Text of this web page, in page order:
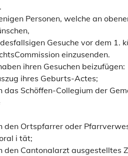
Personen, welche an
Gesuche vor dem 1.
einzusenden.
ihren Gesuchen beizufügen:
ihres Geburts-Actes;
das Schöffen-Collegium der
den Ortspfarrer oder
i tät;
den Cantonalarzt ausgestelltes